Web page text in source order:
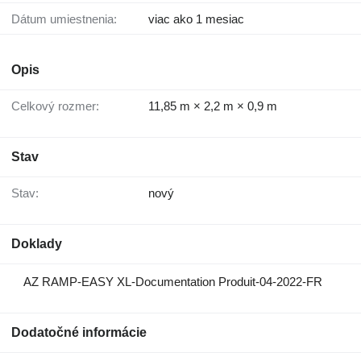
Dátum umiestnenia: viac ako 1 mesiac
Opis
Celkový rozmer: 11,85 m × 2,2 m × 0,9 m
Stav
Stav: nový
Doklady
AZ RAMP-EASY XL-Documentation Produit-04-2022-FR
Dodatočné informácie